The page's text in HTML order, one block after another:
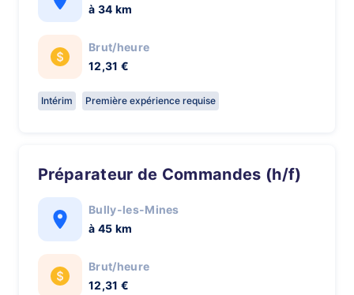
à 34 km
Brut/heure
12,31 €
Intérim Première expérience requise
Préparateur de Commandes (h/f)
Bully-les-Mines
à 45 km
Brut/heure
12,31 €